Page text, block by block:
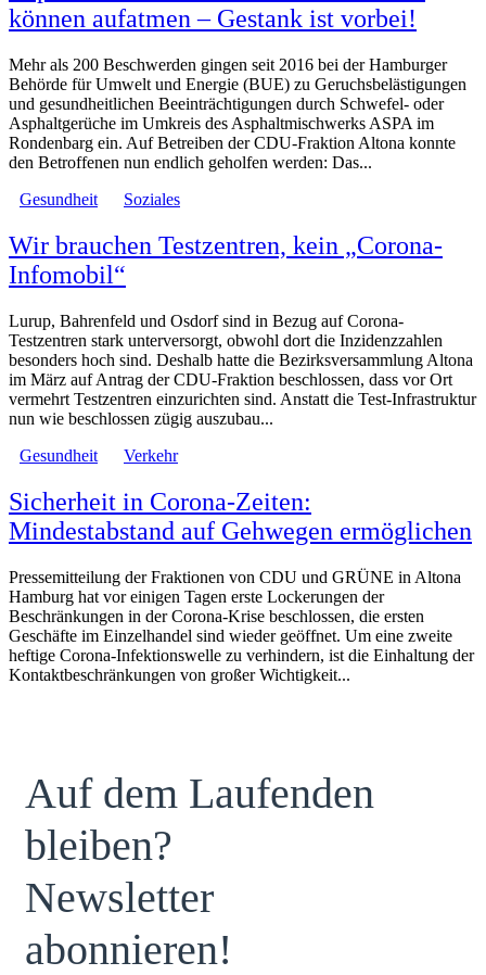
können aufatmen – Gestank ist vorbei!
Mehr als 200 Beschwerden gingen seit 2016 bei der Hamburger
Behörde für Umwelt und Energie (BUE) zu Geruchsbelästigungen
und gesundheitlichen Beeinträchtigungen durch Schwefel- oder
Asphaltgerüche im Umkreis des Asphaltmischwerks ASPA im
Rondenbarg ein. Auf Betreiben der CDU-Fraktion Altona konnte
den Betroffenen nun endlich geholfen werden: Das...
Gesundheit
Soziales
Wir brauchen Testzentren, kein „Corona-
Infomobil“
Lurup, Bahrenfeld und Osdorf sind in Bezug auf Corona-
Testzentren stark unterversorgt, obwohl dort die Inzidenzzahlen
besonders hoch sind. Deshalb hatte die Bezirksversammlung Altona
im März auf Antrag der CDU-Fraktion beschlossen, dass vor Ort
vermehrt Testzentren einzurichten sind. Anstatt die Test-Infrastruktur
nun wie beschlossen zügig auszubau...
Gesundheit
Verkehr
Sicherheit in Corona-Zeiten:
Mindestabstand auf Gehwegen ermöglichen
Pressemitteilung der Fraktionen von CDU und GRÜNE in Altona
Hamburg hat vor einigen Tagen erste Lockerungen der
Beschränkungen in der Corona-Krise beschlossen, die ersten
Geschäfte im Einzelhandel sind wieder geöffnet. Um eine zweite
heftige Corona-Infektionswelle zu verhindern, ist die Einhaltung der
Kontaktbeschränkungen von großer Wichtigkeit...
Auf dem Laufenden
bleiben?
Newsletter
abonnieren!